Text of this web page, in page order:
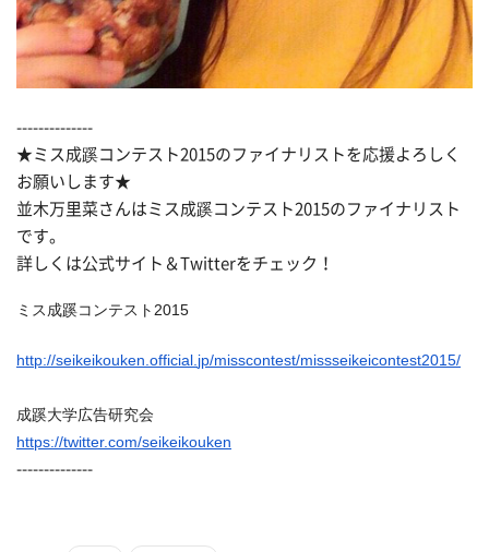
--------------
★ミス成蹊コンテスト2015のファイナリストを応援よろしく
お願いします★
並木万里菜さんはミス成蹊コンテスト2015のファイナリスト
です。
詳しくは公式サイト＆Twitterをチェック！
ミス成蹊コンテスト2015
http://seikeikouken.official. jp/misscontest/missseikeicontest2015/
成蹊大学広告研究会
https://twitter.com/seikeikouken
--------------